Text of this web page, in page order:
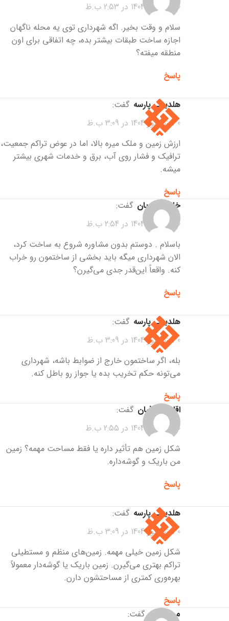
30 شهریور 1404 در 2:53 ب.ظ
سلام و وقت بخیر. اگه شهرداری توی یه محله ناگهان
اجازه ساخت طبقات بیشتر بده، چه اتفاقی برای اون
منطقه میفته؟
پاسخ
هلدینگ پارسه گفت:
30 شهریور 1404 در 3:09 ب.ظ
ارزش زمین و ملک میره بالا، اما در عوض تراکم جمعیت،
ترافیک و فشار روی آب، برق و خدمات شهری بیشتر
میشه.
پاسخ
خانم یاسریان گفت:
30 شهریور 1404 در 2:54 ب.ظ
باسلام . دوستم بدون مشاوره شروع به ساخت کرد،
الان شهرداری میگه باید بخشی از ساختمون رو خراب
کنه. واقعاً این‌قدر جدی می‌گیرن؟
پاسخ
هلدینگ پارسه گفت:
30 شهریور 1404 در 3:09 ب.ظ
بله، اگر ساختمون خارج از ضوابط باشه، شهرداری
می‌تونه حکم تخریب بده یا جواز رو باطل کنه.
پاسخ
اقای صرافیان گفت:
30 شهریور 1404 در 2:55 ب.ظ
شکل زمین هم تأثیر داره یا فقط مساحت مهمه؟ زمین
من باریک و گوشه‌داره.
پاسخ
هلدینگ پارسه گفت:
30 شهریور 1404 در 3:09 ب.ظ
شکل زمین خیلی مهمه. زمین‌های منظم و مستطیلی
تراکم بهتری می‌گیرن. زمین باریک یا گوشه‌دار معمولاً
بهره‌وری کمتری از مساحتشون دارن.
پاسخ
مریم آقالو گفت: